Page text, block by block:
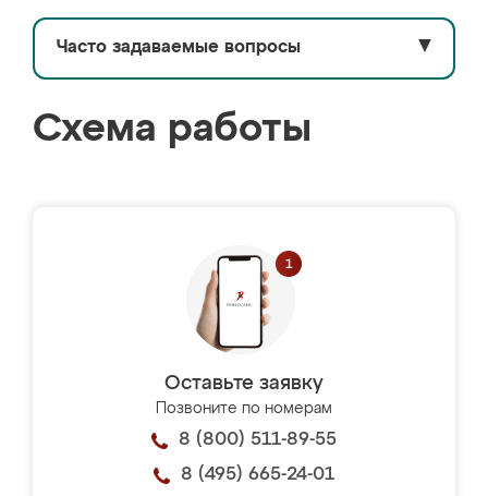
Часто задаваемые вопросы ▼
Схема работы
Оставьте заявку
Позвоните по номерам
8 (800) 511-89-55
8 (495) 665-24-01